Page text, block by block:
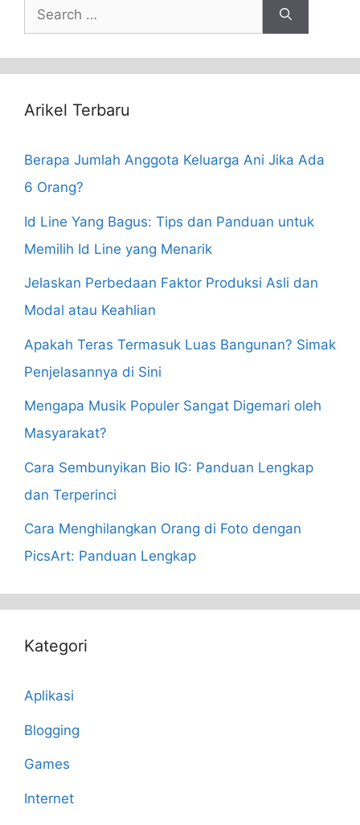
Search
for:
Arikel Terbaru
Berapa Jumlah Anggota Keluarga Ani Jika Ada
6 Orang?
Id Line Yang Bagus: Tips dan Panduan untuk
Memilih Id Line yang Menarik
Jelaskan Perbedaan Faktor Produksi Asli dan
Modal atau Keahlian
Apakah Teras Termasuk Luas Bangunan? Simak
Penjelasannya di Sini
Mengapa Musik Populer Sangat Digemari oleh
Masyarakat?
Cara Sembunyikan Bio IG: Panduan Lengkap
dan Terperinci
Cara Menghilangkan Orang di Foto dengan
PicsArt: Panduan Lengkap
Kategori
Aplikasi
Blogging
Games
Internet